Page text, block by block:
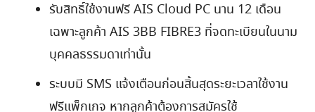
รับสิทธิ์ใช้งานฟรีAIS Cloud PC นาน 12 เดือน
เฉพาะลูกค้า AIS 3BB FIBRE3 ที่จดทะเบียนในนาม
บุคคลธรรมดาเท่านั้น
ระบบมี SMS แจ้งเตือนก่อนสิ้นสุดระยะเวลาใช้งาน
ฟรีแพ็กเกจ หากลูกค้าต้องการสมัครใช้